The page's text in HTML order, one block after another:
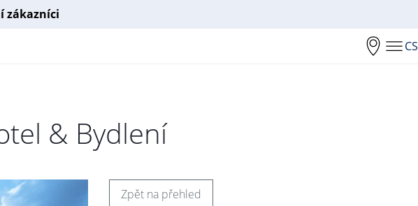
zákazníci
CS
& Bydlení
Zpět na přehled